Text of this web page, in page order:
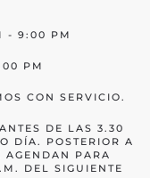
- 9:00 PM
PM
CON SERVICIO.
DE LAS 3.30
DÍA. POSTERIOR A
AGENDAN PARA
DEL SIGUIENTE